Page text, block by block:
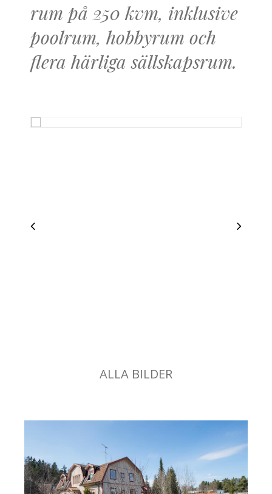
rum på 250 kvm, inklusive
poolrum, hobbyrum och
flera härliga sällskapsrum.
ALLA BILDER